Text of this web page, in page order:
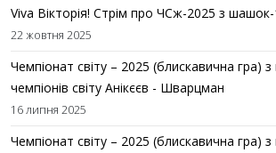
Viva Вікторія! Стрім про ЧСж-2025 з
22 жовтня 2025
Чемпіонат світу – 2025 (блискавична гра)
чемпіонів світу Анікєєв - Шварцман
16 липня 2025
Чемпіонат світу – 2025 (блискавична гра)